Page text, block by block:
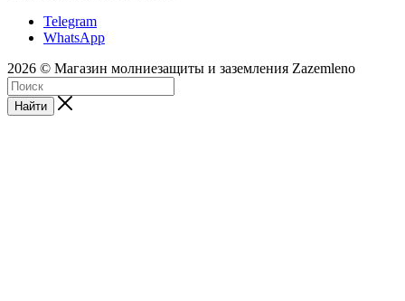
Telegram
WhatsApp
2026 © Магазин молниезащиты и заземления Zazemleno
Найти